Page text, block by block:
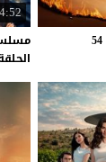
54